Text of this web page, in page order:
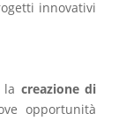
innovativi
la creazione di
opportunità